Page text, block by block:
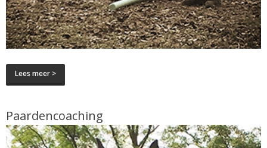
Lees meer >
Paardencoaching